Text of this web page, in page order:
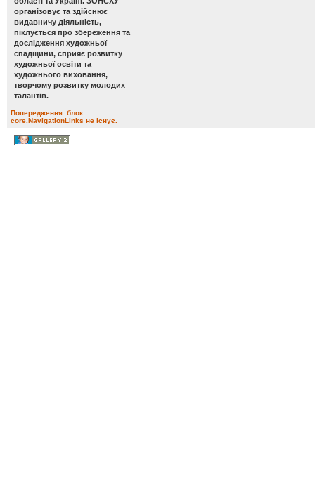
організовує та здійснює
видавничу діяльність,
піклується про збереження та
дослідження художньої
спадщини, сприяє розвитку
художньої освіти та
художнього виховання,
творчому розвитку молодих
талантів.
Попередження: блок
core.NavigationLinks не існує.